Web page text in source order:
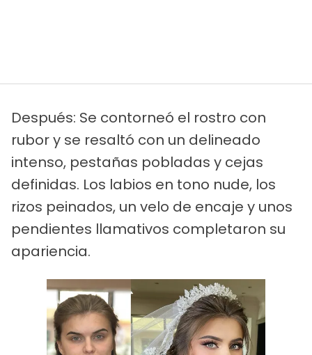
Después: Se contorneó el rostro con
rubor y se resaltó con un delineado
intenso, pestañas pobladas y cejas
definidas. Los labios en tono nude, los
rizos peinados, un velo de encaje y unos
pendientes llamativos completaron su
apariencia.